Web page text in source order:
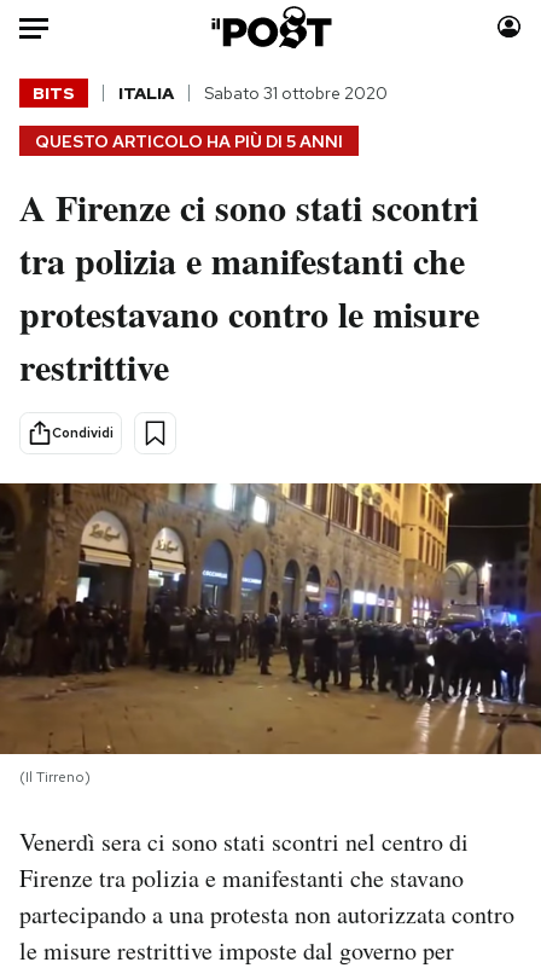
Auto
HOME
Italia
Politica
Tecnologia
Scienza
Cultura
Economia
Sport
Moda
Consumismi
Storie/Idee
Mondiali calcio 2026
PODCAST
NEWSLETTER
I MIEI PREFERITI
SHOP
CALENDARIO
QUESTO ARTICOLO HA PIÙ DI 5 ANNI
BITS ITALIA Sabato 31 ottobre 2020
A Firenze ci sono stati scontri
tra polizia e manifestanti che
protestavano contro le misure
restrittive
Condividi
(Il Tirreno)
Venerdì sera ci sono stati scontri nel centro di
Firenze tra polizia e manifestanti che stavano
partecipando a una protesta non autorizzata contro
le misure restrittive imposte dal governo per